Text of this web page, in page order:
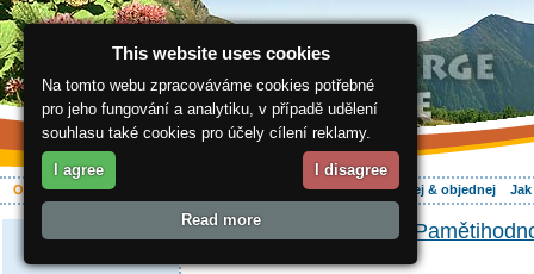
O regionu Aktivně Ubytování Hledej & objednej
ergis.cz >
This website uses cookies
Na tomto webu zpracováváme cookies potřebné
pro jeho fungování a analytiku, v případě udělení
souhlasu také cookies pro účely cílení reklamy.
I agree I disagree
Read more